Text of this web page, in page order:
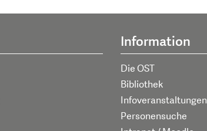
Information
Die OST
Bibliothek
Infoveranstaltungen
Personensuche